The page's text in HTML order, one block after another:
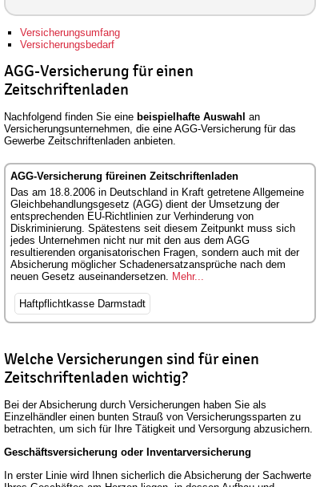
Versicherungsumfang
Versicherungsbedarf
AGG-Versicherung für einen
Zeitschriftenladen
Nachfolgend finden Sie eine beispielhafte Auswahl an
Versicherungsunternehmen, die eine AGG-Versicherung für das
Gewerbe Zeitschriftenladen anbieten.
AGG-Versicherung füreinen Zeitschriftenladen
Das am 18.8.2006 in Deutschland in Kraft getretene Allgemeine
Gleichbehandlungsgesetz (AGG) dient der Umsetzung der
entsprechenden EU-Richtlinien zur Verhinderung von
Diskriminierung. Spätestens seit diesem Zeitpunkt muss sich
jedes Unternehmen nicht nur mit den aus dem AGG
resultierenden organisatorischen Fragen, sondern auch mit der
Absicherung möglicher Schadenersatzansprüche nach dem
neuen Gesetz auseinandersetzen. Mehr...
Haftpflichtkasse Darmstadt
Welche Versicherungen sind für einen
Zeitschriftenladen wichtig?
Bei der Absicherung durch Versicherungen haben Sie als
Einzelhändler einen bunten Strauß von Versicherungssparten zu
betrachten, um sich für Ihre Tätigkeit und Versorgung abzusichern.
Geschäftsversicherung oder Inventarversicherung
In erster Linie wird Ihnen sicherlich die Absicherung der Sachwerte